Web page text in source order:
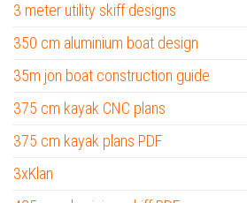
3 meter utility skiff designs
350 cm aluminium boat design
35m jon boat construction guide
375 cm kayak CNC plans
375 cm kayak plans PDF
3xKlan